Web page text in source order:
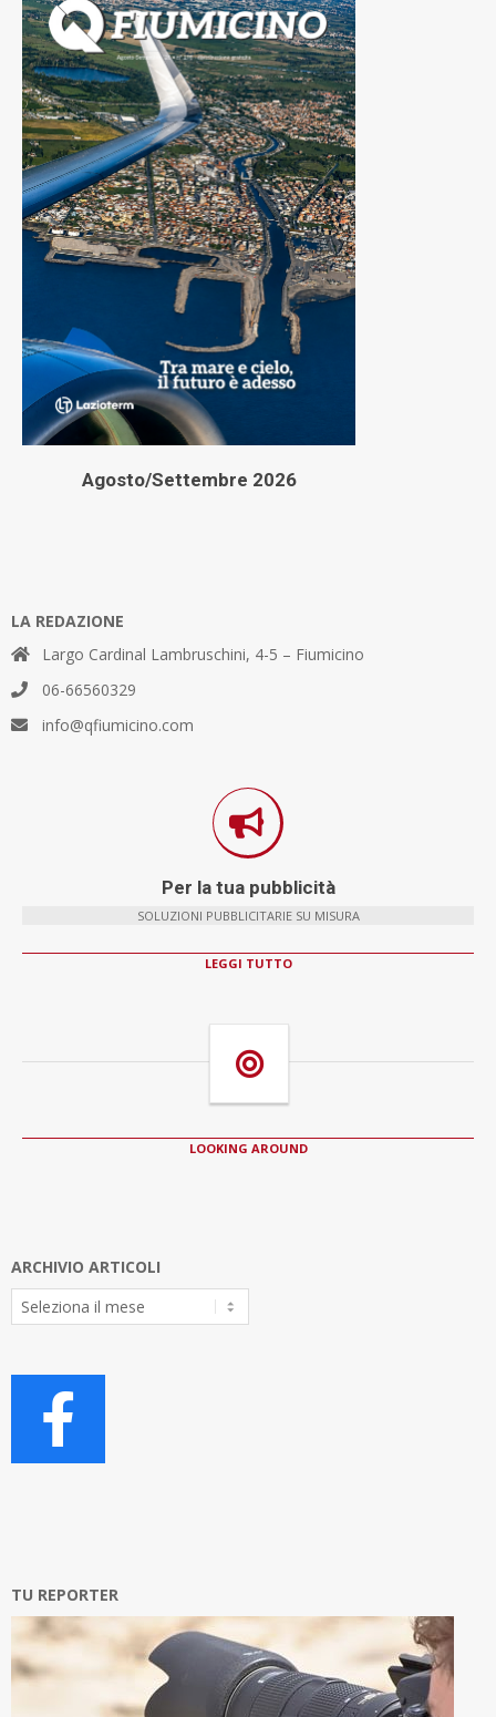
Agosto/Settembre 2026
LA REDAZIONE
Largo Cardinal Lambruschini, 4-5 – Fiumicino
06-66560329
info@qfiumicino.com
Per la tua pubblicità
SOLUZIONI PUBBLICITARIE SU MISURA
LEGGI TUTTO
LOOKING AROUND
ARCHIVIO ARTICOLI
Archivio
Articoli
TU REPORTER